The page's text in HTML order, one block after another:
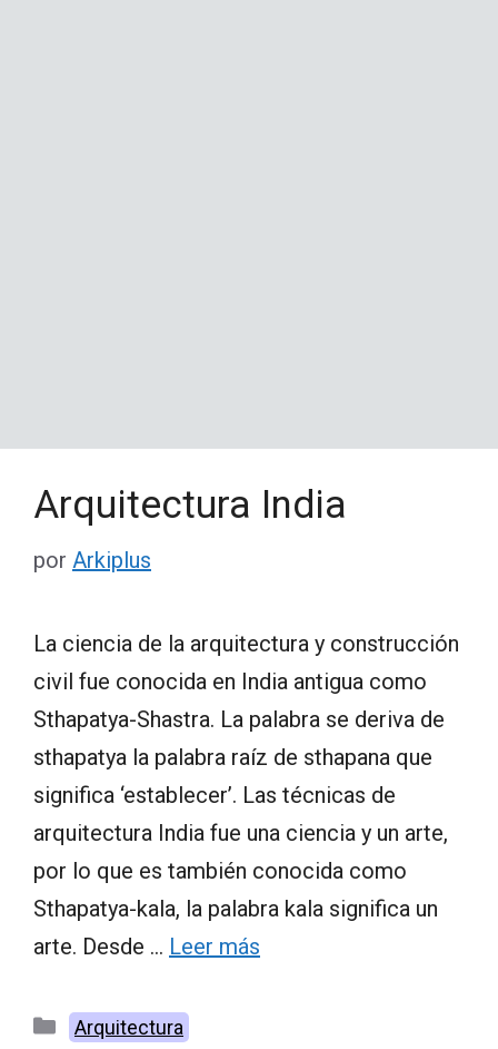
Arquitectura India
por Arkiplus
La ciencia de la arquitectura y construcción
civil fue conocida en India antigua como
Sthapatya-Shastra. La palabra se deriva de
sthapatya la palabra raíz de sthapana que
significa ‘establecer’. Las técnicas de
arquitectura India fue una ciencia y un arte,
por lo que es también conocida como
Sthapatya-kala, la palabra kala significa un
arte. Desde … Leer más
Categorías
Arquitectura